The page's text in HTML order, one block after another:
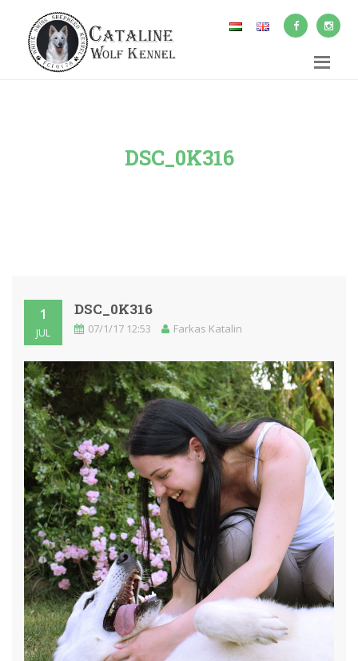
DSC_0K316
1
JUL
DSC_0K316
07/1/17 12:53 Farkas Katalin